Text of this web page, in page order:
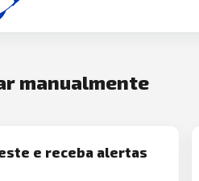
manualmente
e receba alertas